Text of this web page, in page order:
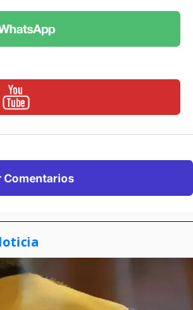
Comentarios